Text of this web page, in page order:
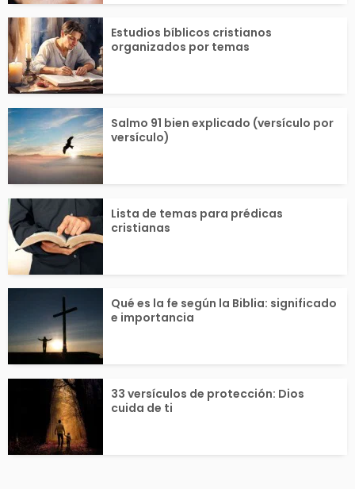
sobre el...
de...
Estudios bíblicos cristianos
organizados por temas
Salmo 91 bien explicado (versículo por
versículo)
Lista de temas para prédicas
cristianas
Qué es la fe según la Biblia: significado
e importancia
33 versículos de protección: Dios
cuida de ti